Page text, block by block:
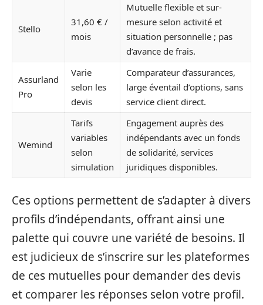
Stello
31,60 € /
mois
Mutuelle flexible et sur-
mesure selon activité et
situation personnelle ; pas
d’avance de frais.
Assurland
Pro
Varie
selon les
devis
Comparateur d’assurances,
large éventail d’options, sans
service client direct.
Wemind
Tarifs
variables
selon
simulation
Engagement auprès des
indépendants avec un fonds
de solidarité, services
juridiques disponibles.
Ces options permettent de s’adapter à divers
profils d’indépendants, offrant ainsi une
palette qui couvre une variété de besoins. Il
est judicieux de s’inscrire sur les plateformes
de ces mutuelles pour demander des devis
et comparer les réponses selon votre profil.